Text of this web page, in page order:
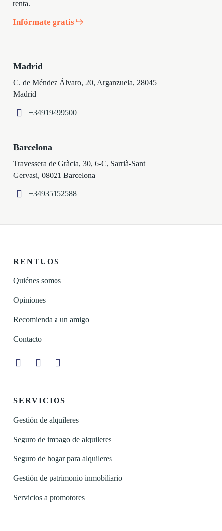
renta.
Infórmate gratis
Madrid
C. de Méndez Álvaro, 20, Arganzuela, 28045
Madrid
+34919499500
Barcelona
Travessera de Gràcia, 30, 6-C, Sarrià-Sant
Gervasi, 08021 Barcelona
+34935152588
RENTUOS
Quiénes somos
Opiniones
Recomienda a un amigo
Contacto
InstagramFacebookLinkedin
SERVICIOS
Gestión de alquileres
Seguro de impago de alquileres
Seguro de hogar para alquileres
Gestión de patrimonio inmobiliario
Servicios a promotores